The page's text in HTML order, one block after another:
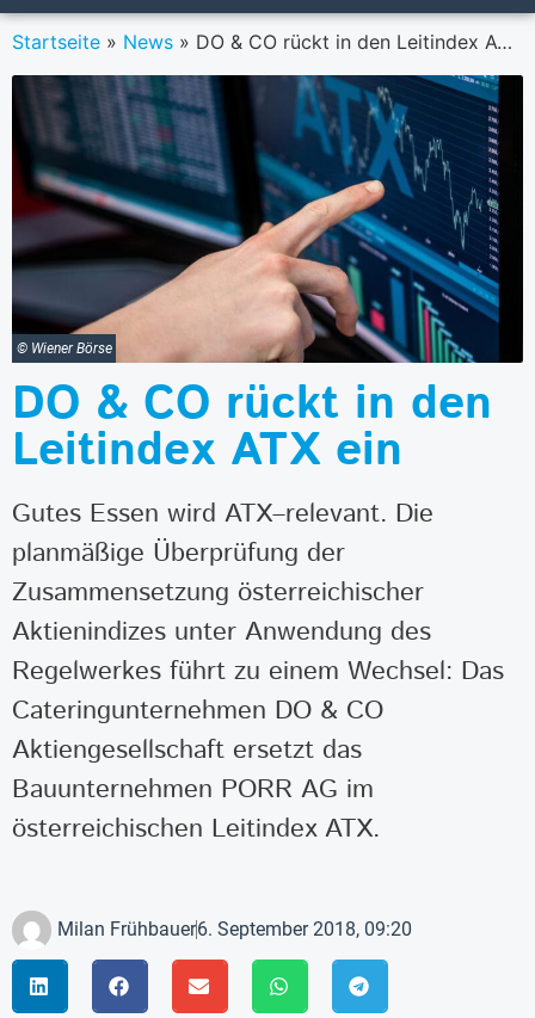
Startseite » News » DO & CO rückt in den Leitindex ATX ein
© Wiener Börse
DO & CO rückt in den
Leitindex ATX ein
Gutes Essen wird ATX–relevant. Die
planmäßige Überprüfung der
Zusammensetzung österreichischer
Aktienindizes unter Anwendung des
Regelwerkes führt zu einem Wechsel: Das
Cateringunternehmen DO & CO
Aktiengesellschaft ersetzt das
Bauunternehmen PORR AG im
österreichischen Leitindex ATX.
Milan Frühbauer6. September 2018, 09:20